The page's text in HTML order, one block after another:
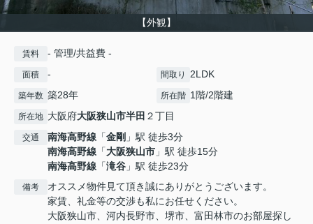
【外観】
賃料 - 管理/共益費 -
面積 - 間取り 2LDK
築年数 築28年 所在階 1階/2階建
所在地 大阪府大阪狭山市半田 ２丁目
交通 南海高野線 「金剛 」駅 徒歩3分
南海高野線 「大阪狭山市 」駅 徒歩15分
南海高野線 「滝谷 」駅 徒歩23分
備考
オススメ物件見て頂き誠にありがとうございます。
家賃、礼金等の交渉も私にお任せください。
大阪狭山市、河内長野市、堺市、富田林市のお部屋探し